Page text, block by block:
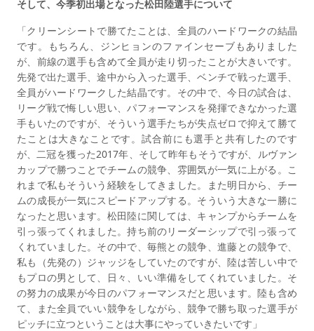
そして、今季初出場となった松田陸選手について
「クリーンシートで勝てたことは、全員のハードワークの結晶
です。もちろん、ジンヒョンのファインセーブもありました
が、前線の選手も含めて全員が走り切ったことが大きいです。
先発で出た選手、途中から入った選手、ベンチで戦った選手、
全員がハードワークした結晶です。その中で、今日の試合は、
リーグ戦で悔しい思い、パフォーマンスを発揮できなかった選
手もいたのですが、そういう選手たちが失点ゼロで抑えて勝て
たことは大きなことです。試合前にも選手と共有したのです
が、二冠を獲った2017年、そして昨年もそうですが、ルヴァン
カップで勝つことでチームの競争、雰囲気が一気に上がる。こ
れまで私もそういう経験をしてきました。また明日から、チー
ムの成長が一気にスピードアップする。そういう大きな一勝に
なったと思います。松田陸に関しては、キャンプからチームを
引っ張ってくれました。持ち前のリーダーシップで引っ張って
くれていました。その中で、毎熊との競争、進藤との競争で、
私も（先発の）ジャッジをしていたのですが、陸は苦しい中で
もプロの男として、日々、いい準備をしてくれていました。そ
の努力の成果が今日のパフォーマンスだと思います。陸も含め
て、また全員でいい競争をしながら、競争で勝ち取った選手が
ピッチに立つということは大事にやっていきたいです」